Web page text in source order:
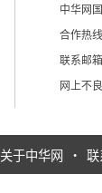
中华网
合作热
联系邮
网上不
关于中华网 ·